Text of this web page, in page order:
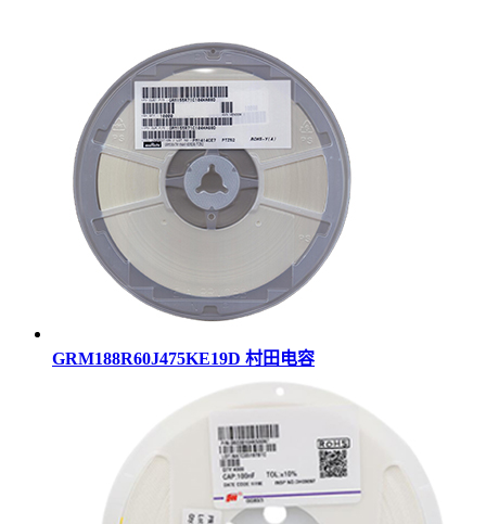
GRM188R60J475KE19D 村田电容